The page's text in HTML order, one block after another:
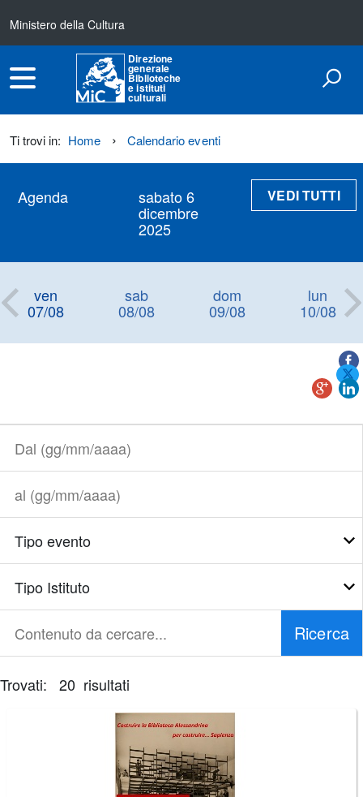
Ministero della Cultura
Direzione
generale
Biblioteche
e istituti
culturali
Ti trovi in: Home Calendario eventi
Agenda sabato 6
dicembre
2025
VEDI TUTTI
ven
07/08
sab
08/08
dom
09/08
lun
10/08
Dal
(gg/mm/aaaa)
al
(gg/mm/aaaa)
Tipo
evento
Tipo
Istituto
Contenuto
da
Ricerca
È
Trovati: 20 risultati